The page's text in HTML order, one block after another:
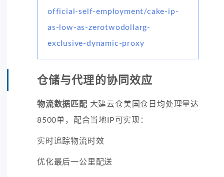
official-self-employment/cake-ip-
as-low-as-zerotwodollarg-
exclusive-dynamic-proxy
仓储与代理的协同效应
物流数据匹配 大建云仓美国仓日均处理量达
8500单，配合当地IP可实现：
实时追踪物流时效
优化最后一公里配送